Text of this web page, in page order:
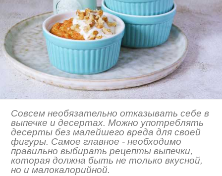
Совсем необязательно отказывать себе в
выпечке и десертах. Можно употреблять
десерты без малейшего вреда для своей
фигуры. Самое главное - необходимо
правильно выбирать рецепты выпечки,
которая должна быть не только вкусной,
но и малокалорийной.